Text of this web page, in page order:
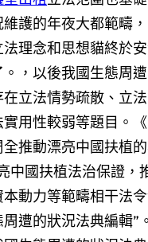
護的年夜大都範疇
理念和思想貓終於安
，以後我國生態周
立法情勢疏散、立
用性較弱等題目。
推動漂亮中國扶植
中國扶植法治保證，
動力等範疇相干法
遭的狀況法典編輯”